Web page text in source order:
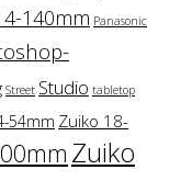
140mm Panasonic
Street Studio tabletop
54mm Zuiko 18-
Zuiko